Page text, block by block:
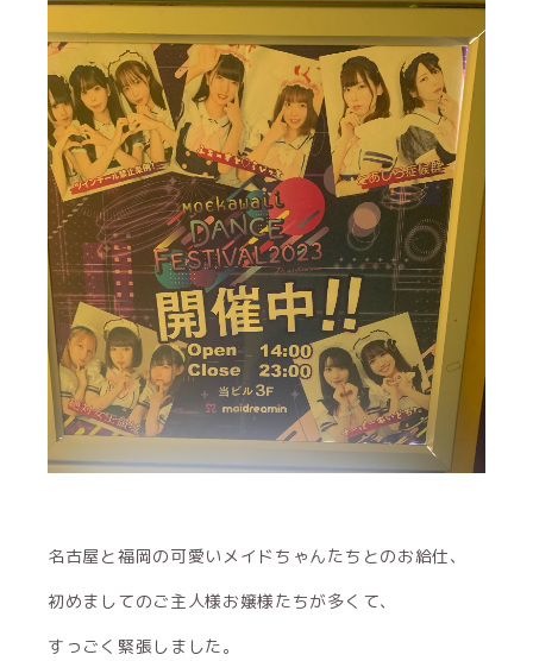
名古屋と福岡の可愛いメイドちゃんたちとのお給仕、
初めましてのご主人様お嬢様たちが多くて、
すっごく緊張しました。